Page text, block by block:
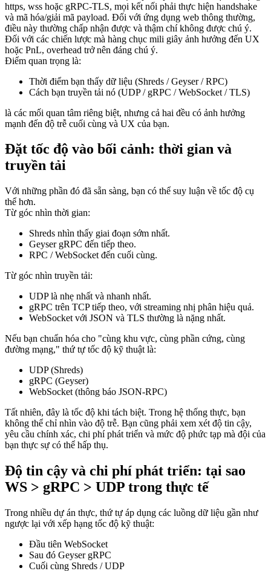
https, wss hoặc gRPC-TLS, mọi kết nối phải thực hiện handshake
và mã hóa/giải mã payload. Đối với ứng dụng web thông thường,
điều này thường chấp nhận được và thậm chí không được chú ý.
Đối với các chiến lược mà hàng chục mili giây ảnh hưởng đến UX
hoặc PnL, overhead trở nên đáng chú ý.
Điểm quan trọng là:
Thời điểm bạn thấy dữ liệu (Shreds / Geyser / RPC)
Cách bạn truyền tải nó (UDP / gRPC / WebSocket / TLS)
là các mối quan tâm riêng biệt, nhưng cả hai đều có ảnh hưởng
mạnh đến độ trễ cuối cùng và UX của bạn.
Đặt tốc độ vào bối cảnh: thời gian và
truyền tải
Với những phần đó đã sẵn sàng, bạn có thể suy luận về tốc độ cụ
thể hơn.
Từ góc nhìn thời gian:
Shreds nhìn thấy giai đoạn sớm nhất.
Geyser gRPC đến tiếp theo.
RPC / WebSocket đến cuối cùng.
Từ góc nhìn truyền tải:
UDP là nhẹ nhất và nhanh nhất.
gRPC trên TCP tiếp theo, với streaming nhị phân hiệu quả.
WebSocket với JSON và TLS thường là nặng nhất.
Nếu bạn chuẩn hóa cho "cùng khu vực, cùng phần cứng, cùng
đường mạng," thứ tự tốc độ kỹ thuật là:
UDP (Shreds)
gRPC (Geyser)
WebSocket (thông báo JSON-RPC)
Tất nhiên, đây là tốc độ khi tách biệt. Trong hệ thống thực, bạn
không thể chỉ nhìn vào độ trễ. Bạn cũng phải xem xét độ tin cậy,
yêu cầu chính xác, chi phí phát triển và mức độ phức tạp mà đội của
bạn thực sự có thể hấp thụ.
Độ tin cậy và chi phí phát triển: tại sao
WS > gRPC > UDP trong thực tế
Trong nhiều dự án thực, thứ tự áp dụng các luồng dữ liệu gần như
ngược lại với xếp hạng tốc độ kỹ thuật:
Đầu tiên WebSocket
Sau đó Geyser gRPC
Cuối cùng Shreds / UDP